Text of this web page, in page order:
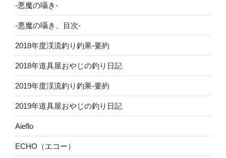
-悪魔の囁き-
-悪魔の囁き、目次-
2018年度渓流釣り釣果-要約
2018年道具屋おやじの釣り日記
2019年度渓流釣り釣果-要約
2019年道具屋おやじの釣り日記
Aieflo
ECHO（エコー）